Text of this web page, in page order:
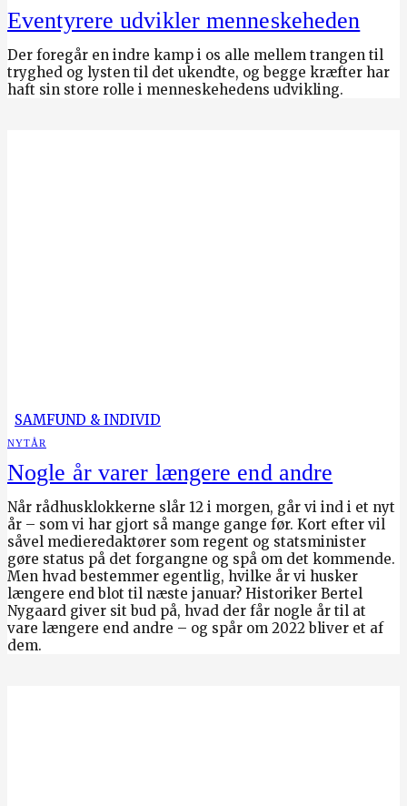
Eventyrere udvikler menneskeheden
Der foregår en indre kamp i os alle mellem trangen til
tryghed og lysten til det ukendte, og begge kræfter har
haft sin store rolle i menneskehedens udvikling.
SAMFUND & INDIVID
NYTÅR
Nogle år varer længere end andre
Når rådhusklokkerne slår 12 i morgen, går vi ind i et nyt
år – som vi har gjort så mange gange før. Kort efter vil
såvel medieredaktører som regent og statsminister
gøre status på det forgangne og spå om det kommende.
Men hvad bestemmer egentlig, hvilke år vi husker
længere end blot til næste januar? Historiker Bertel
Nygaard giver sit bud på, hvad der får nogle år til at
vare længere end andre – og spår om 2022 bliver et af
dem.